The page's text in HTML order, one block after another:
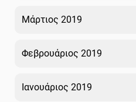
Μάρτιος 2019
Φεβρουάριος 2019
Ιανουάριος 2019